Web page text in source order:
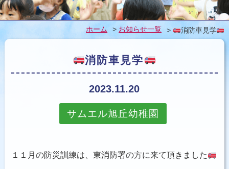
教育目標
１日の予定
年間行事
子育て支援
ホーム > お知らせ一覧 > 消防車見学
消防車見学
2023.11.20
サムエル旭丘幼稚園
１１月の防災訓練は、東消防署の方に来て頂きました